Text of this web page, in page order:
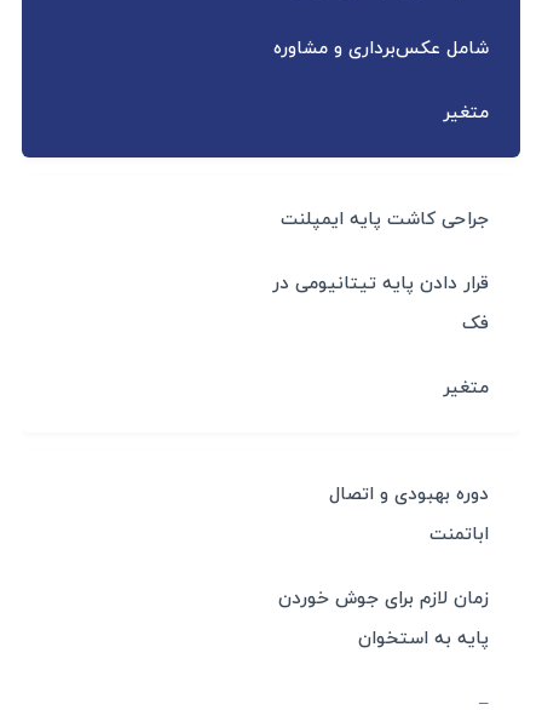
شامل عکس‌برداری و مشاوره
متغیر
جراحی کاشت پایه ایمپلنت
قرار دادن پایه تیتانیومی در
فک
متغیر
دوره بهبودی و اتصال
اباتمنت
زمان لازم برای جوش خوردن
پایه به استخوان
–